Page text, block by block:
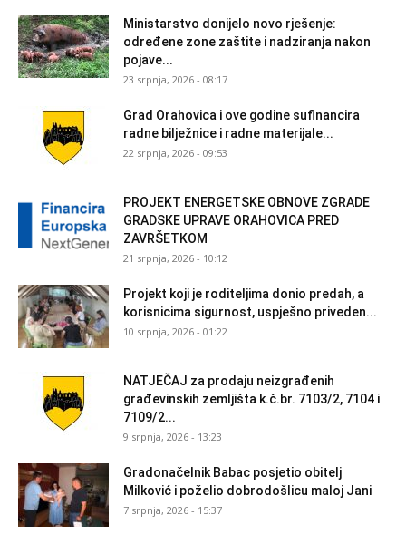
Ministarstvo donijelo novo rješenje:
određene zone zaštite i nadziranja nakon
pojave...
23 srpnja, 2026 - 08:17
Grad Orahovica i ove godine sufinancira
radne bilježnice i radne materijale...
22 srpnja, 2026 - 09:53
PROJEKT ENERGETSKE OBNOVE ZGRADE
GRADSKE UPRAVE ORAHOVICA PRED
ZAVRŠETKOM
21 srpnja, 2026 - 10:12
Projekt koji je roditeljima donio predah, a
korisnicima sigurnost, uspješno priveden...
10 srpnja, 2026 - 01:22
NATJEČAJ za prodaju neizgrađenih
građevinskih zemljišta k.č.br. 7103/2, 7104 i
7109/2...
9 srpnja, 2026 - 13:23
Gradonačelnik Babac posjetio obitelj
Milković i poželio dobrodošlicu maloj Jani
7 srpnja, 2026 - 15:37